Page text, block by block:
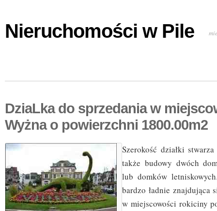
Nieruchomości w Pile
DziaLka do sprzedania w
Wyżna o powierzchni 1800.00m2
Szerokość działki
także budowy dwóch
lub domków
bardzo ładnie znajdująca
w miejscowości rokiciny